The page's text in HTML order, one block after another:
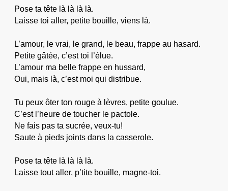
Pose ta tête là là là là.
Laisse toi aller, petite bouille, viens là.
L’amour, le vrai, le grand, le beau, frappe au hasard.
Petite gâtée, c’est toi l’élue.
L’amour ma belle frappe en hussard,
Oui, mais là, c’est moi qui distribue.
Tu peux ôter ton rouge à lèvres, petite goulue.
C’est l’heure de toucher le pactole.
Ne fais pas ta sucrée, veux-tu!
Saute à pieds joints dans la casserole.
Pose ta tête là là là là.
Laisse tout aller, p’tite bouille, magne-toi.